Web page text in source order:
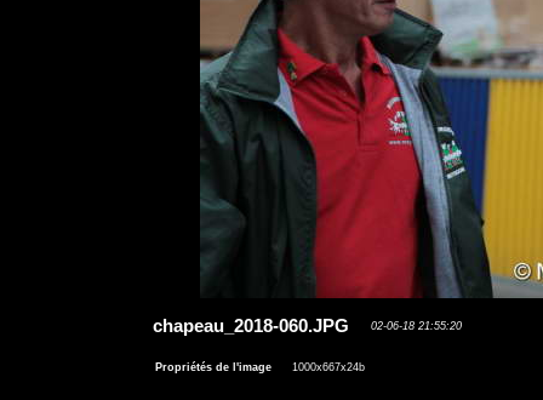
chapeau_2018-060.JPG 02-06-18 21:55:20
Propriétés de l'image 1000x667x24b